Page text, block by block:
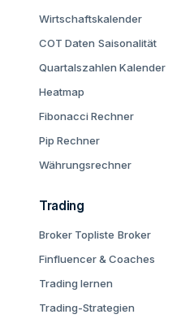
Wirtschaftskalender
COT Daten Saisonalität
Quartalszahlen Kalender
Heatmap
Fibonacci Rechner
Pip Rechner
Währungsrechner
Trading
Broker Topliste Broker
Finfluencer & Coaches
Trading lernen
Trading-Strategien